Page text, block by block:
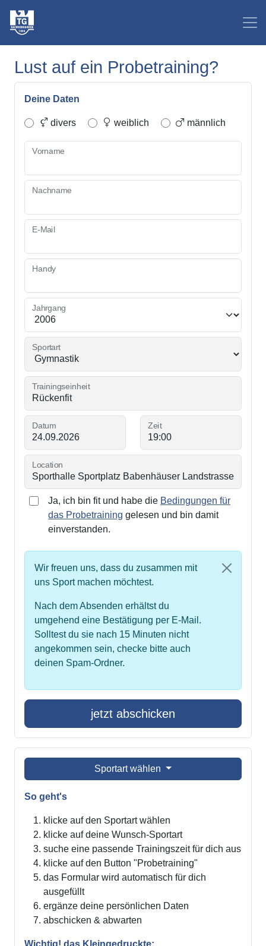
Lust auf ein Probetraining?
Deine Daten
divers weiblich männlich
Vorname
Nachname
E-Mail
Handy
Jahrgang
Sportart
Trainingseinheit
Datum Zeit
Location
Ja, ich bin fit und habe die Bedingungen für
das Probetraining gelesen und bin damit
einverstanden.
Wir freuen uns, dass du zusammen mit
uns Sport machen möchtest.
Nach dem Absenden erhältst du
umgehend eine Bestätigung per E-Mail.
Solltest du sie nach 15 Minuten nicht
angekommen sein, checke bitte auch
deinen Spam-Ordner.
jetzt abschicken
Sportart wählen
So geht's
klicke auf den Sportart wählen
klicke auf deine Wunsch-Sportart
suche eine passende Trainingszeit für dich aus
klicke auf den Button "Probetraining"
das Formular wird automatisch für dich
ausgefüllt
ergänze deine persönlichen Daten
abschicken & abwarten
Wichtig! das Kleingedruckte: